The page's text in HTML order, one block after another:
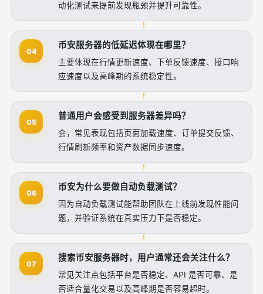
动化测试来提前发现瓶颈并提升可靠性。
04
币安服务器的低延迟体现在哪里？
主要体现在行情更新速度、下单反馈速度、接口响
应速度以及高峰期的系统稳定性。
05
普通用户会感受到服务器差异吗？
会，常见表现包括页面加载速度、订单提交反馈、
行情刷新频率和资产数据同步速度。
06
币安为什么要做自动负载测试？
因为自动负载测试能帮助团队在上线前发现性能问
题，并验证系统在真实压力下是否稳定。
07
搜索币安服务器时，用户通常还会关注什么？
常见关注点包括平台是否稳定、API 是否可靠、是
否适合量化交易以及高峰期是否容易超时。